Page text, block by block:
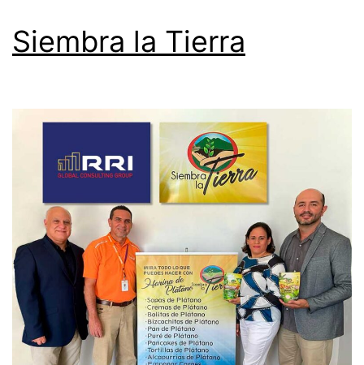
Siembra la Tierra